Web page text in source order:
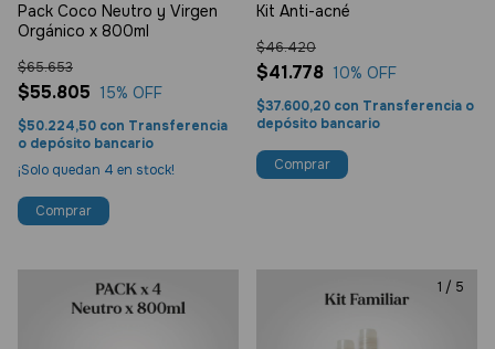
Pack Coco Neutro y Virgen
Orgánico x 800ml
$55.805
$65.653
15% OFF
$50.224,50 con Transferencia
o depósito bancario
¡Solo quedan 4 en stock!
Kit Anti-acné
$41.778
$46.420
10% OFF
$37.600,20 con Transferencia o
depósito bancario
1 / 5